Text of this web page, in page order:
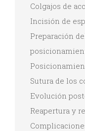
Colgajos de
Incisión de
Preparación
Sutura de los
Evolución
Reapertura y